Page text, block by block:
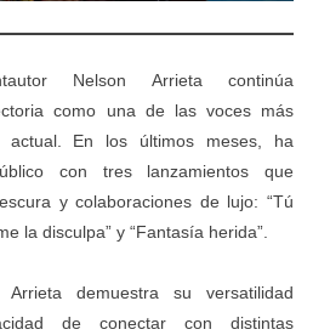
Nelson Arrieta continúa
como una de las voces más
En los últimos meses, ha
con tres lanzamientos que
y colaboraciones de lujo: “Tú
la disculpa” y “Fantasía herida”.
demuestra su versatilidad
de conectar con distintas